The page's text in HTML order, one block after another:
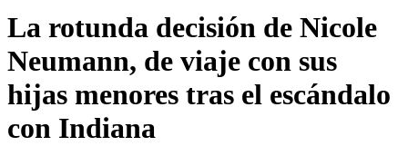
La rotunda decisión de Nicole
Neumann, de viaje con sus
hijas menores tras el escándalo
con Indiana